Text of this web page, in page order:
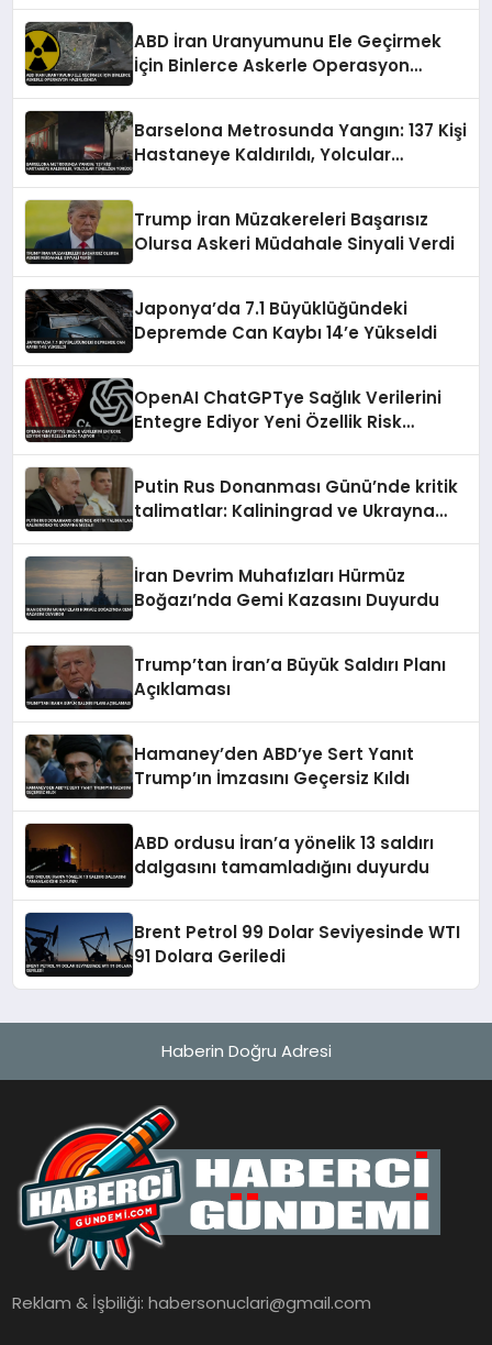
ABD İran Uranyumunu Ele Geçirmek
İçin Binlerce Askerle Operasyon
Barselona Metrosunda Yangın: 137 Kişi
Hastaneye Kaldırıldı, Yolcular
Trump İran Müzakereleri Başarısız
Olursa Askeri Müdahale Sinyali Verdi
Japonya’da 7.1 Büyüklüğündeki
Depremde Can Kaybı 14’e Yükseldi
OpenAI ChatGPTye Sağlık Verilerini
Entegre Ediyor Yeni Özellik Risk
Putin Rus Donanması Günü’nde kritik
talimatlar: Kaliningrad ve Ukrayna
İran Devrim Muhafızları Hürmüz
Boğazı’nda Gemi Kazasını Duyurdu
Trump’tan İran’a Büyük Saldırı Planı
Açıklaması
Hamaney’den ABD’ye Sert Yanıt
Trump’ın İmzasını Geçersiz Kıldı
ABD ordusu İran’a yönelik 13 saldırı
dalgasını tamamladığını duyurdu
Brent Petrol 99 Dolar Seviyesinde WTI
91 Dolara Geriledi
Haberin Doğru Adresi
Reklam & İşbiliği:habersonuclari@gmail.com